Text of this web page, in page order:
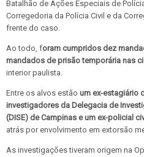
Batalhão de Ações Especiais de
Corregedoria da Polícia Civil e da
frente do caso.
Ao todo, foram cumpridos dez
mandados de prisão temporária nas
interior paulista.
Entre os alvos estão um ex-estagiário
investigadores da Delegacia de
(DISE) de Campinas e um ex-policial
atrás por envolvimento em extorsão
As investigações tiveram origem na